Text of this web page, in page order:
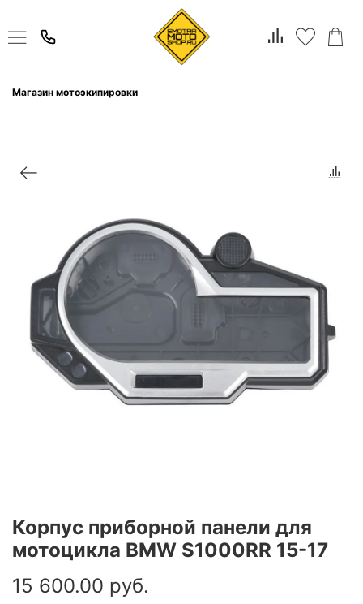
Магазин мотоэкипировки
Корпус приборной панели для
мотоцикла BMW S1000RR 15-17
15 600.00 руб.